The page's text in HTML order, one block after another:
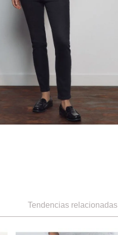
Tendencias relacionadas